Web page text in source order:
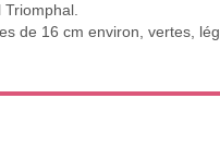
de 16 cm environ, vertes,